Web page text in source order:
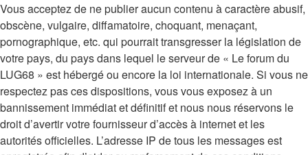
Vous acceptez de ne publier aucun contenu à caractère abusif,
obscène, vulgaire, diffamatoire, choquant, menaçant,
pornographique, etc. qui pourrait transgresser la législation de
votre pays, du pays dans lequel le serveur de « Le forum du
LUG68 » est hébergé ou encore la loi internationale. Si vous ne
respectez pas ces dispositions, vous vous exposez à un
bannissement immédiat et définitif et nous nous réservons le
droit d’avertir votre fournisseur d’accès à internet et les
autorités officielles. L’adresse IP de tous les messages est